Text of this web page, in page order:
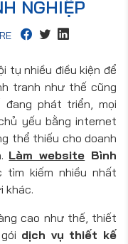
NGHIỆP
tụ nhiều điều kiện để
tranh như thế cũng
phát triển, mọi
yếu bằng internet
thể thiếu cho doanh
Làm website Bình
kiếm nhiều nhất
khác.
cao như thế, thiết
dịch vụ thiết kế